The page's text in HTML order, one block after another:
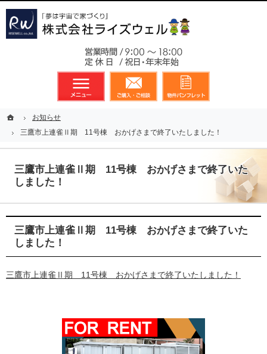
ホームお知らせ
三鷹市上連雀Ⅱ期 11号棟 おかげさまで終了いたしました！
三鷹市上連雀Ⅱ期 11号棟 おかげさまで終了いた
しました！
三鷹市上連雀Ⅱ期 11号棟 おかげさまで終了いた
しました！
三鷹市上連雀Ⅱ期 11号棟 おかげさまで終了いたしました！
メニュー 資料請求・お問合せ
ホームお知らせ
三鷹市上連雀Ⅱ期 11号棟 おかげさまで終了いたしました！